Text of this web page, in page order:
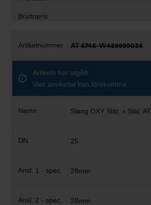
AT 5745-W459999036
Artikeln har utgått
Viss avvikelse kan förekomma
Slang OXY Slät. x Slät. AT
25
28mm
28mm